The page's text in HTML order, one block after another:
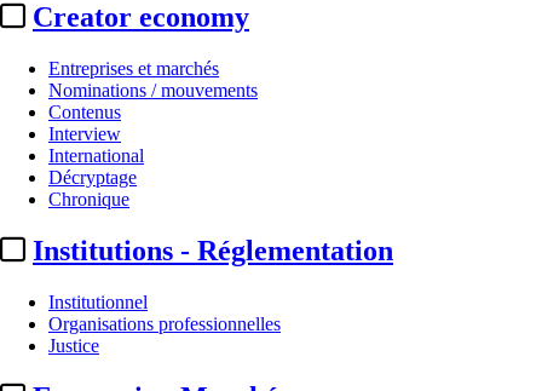
Creator economy
Entreprises et marchés
Nominations / mouvements
Contenus
Interview
International
Décryptage
Chronique
Institutions - Réglementation
Institutionnel
Organisations professionnelles
Justice